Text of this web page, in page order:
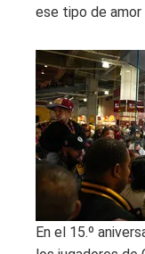
ese tipo de amor
En el 15.º